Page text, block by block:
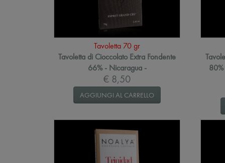
Tavoletta 70 gr
Tavoletta di Cioccolato Extra Fondente
66% - Nicaragua -
€ 8,50
AGGIUNGI AL CARRELLO